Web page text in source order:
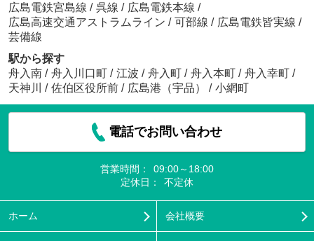
広島電鉄宮島線 / 呉線 / 広島電鉄本線 /
広島高速交通アストラムライン / 可部線 / 広島電鉄皆実線 /
芸備線
駅から探す
舟入南 / 舟入川口町 / 江波 / 舟入町 / 舟入本町 / 舟入幸町 /
天神川
/ 佐伯区役所前 / 広島港（宇品） / 小網町
電話でお問い合わせ
営業時間：
09:00～18:00
定休日：
不定休
ホーム 会社概要